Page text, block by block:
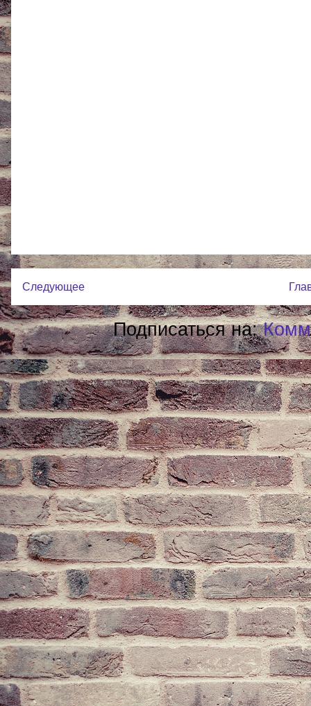
Следующее
Подписаться на: